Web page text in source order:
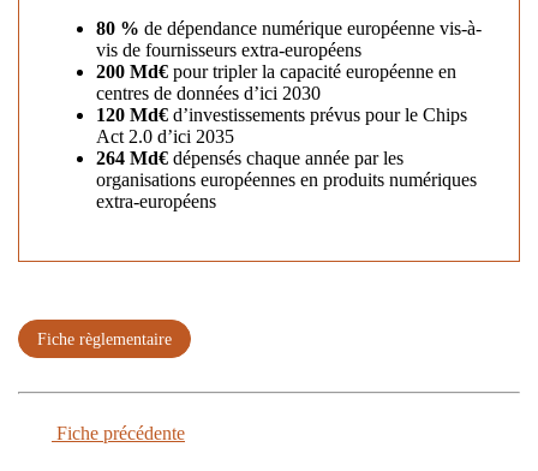
80 % de dépendance numérique européenne vis-à-
vis de fournisseurs extra-européens
200 Md€ pour tripler la capacité européenne en
centres de données d’ici 2030
120 Md€ d’investissements prévus pour le Chips
Act 2.0 d’ici 2035
264 Md€ dépensés chaque année par les
organisations européennes en produits numériques
extra-européens
Fiche règlementaire
Fiche précédente